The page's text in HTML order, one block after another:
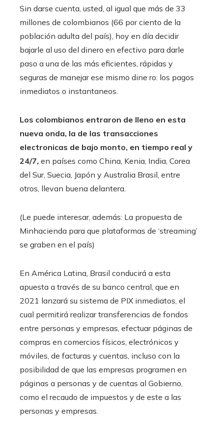
Sin darse cuenta, usted, al igual que más de 33
millones de colombianos (66 por ciento de la
población adulta del país), hoy en día decidir
bajarle al uso del dinero en efectivo para darle
paso a una de las más eficientes, rápidas y
seguras de manejar ese mismo dine ro: los pagos
inmediatos o instantaneos.
Los colombianos entraron de lleno en esta
nueva onda, la de las transacciones
electronicas de bajo monto, en tiempo real y
24/7, en países como China, Kenia, India, Corea
del Sur, Suecia, Japón y Australia Brasil, entre
otros, llevan buena delantera.
(Le puede interesar, además: La propuesta de
Minhacienda para que plataformas de ‘streaming’
se graben en el país)
En América Latina, Brasil conducirá a esta
apuesta a través de su banco central, que en
2021 lanzará su sistema de PIX inmediatos, el
cual permitirá realizar transferencias de fondos
entre personas y empresas, efectuar páginas de
compras en comercios físicos, electrónicos y
móviles, de facturas y cuentas, incluso con la
posibilidad de que las empresas programen en
páginas a personas y de cuentas al Gobierno,
como el recaudo de impuestos y de este a las
personas y empresas.